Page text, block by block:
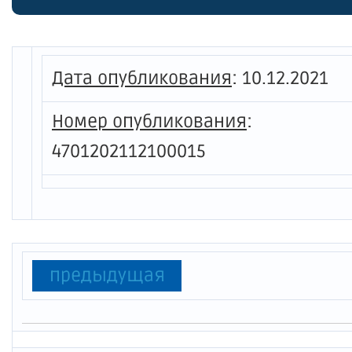
Дата опубликования: 10.12.2021
Номер опубликования:
4701202112100015
предыдущая